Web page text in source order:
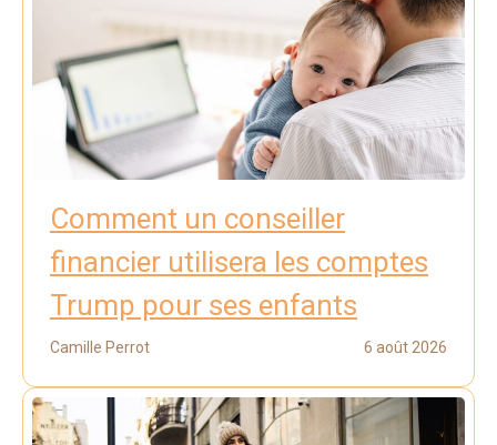
Comment un conseiller
financier utilisera les comptes
Trump pour ses enfants
Camille Perrot 6 août 2026